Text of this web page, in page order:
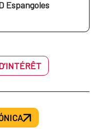
Espangoles